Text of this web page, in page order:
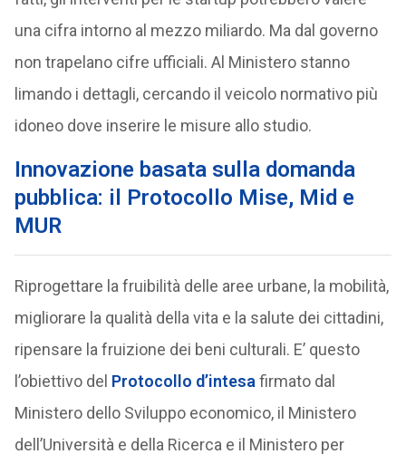
una cifra intorno al mezzo miliardo. Ma dal governo
non trapelano cifre ufficiali. Al Ministero stanno
limando i dettagli, cercando il veicolo normativo più
idoneo dove inserire le misure allo studio.
Innovazione basata sulla domanda
pubblica: il Protocollo Mise, Mid e
MUR
Riprogettare la fruibilità delle aree urbane, la mobilità,
migliorare la qualità della vita e la salute dei cittadini,
ripensare la fruizione dei beni culturali. E’ questo
l’obiettivo del Protocollo d’intesa firmato dal
Ministero dello Sviluppo economico, il Ministero
dell’Università e della Ricerca e il Ministero per